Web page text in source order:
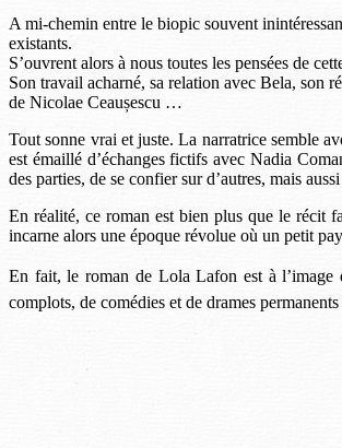
A mi-chemin entre le biopic souvent
existants.
S’ouvrent alors à nous toutes les pensées de
Son travail acharné, sa relation avec Bela, son
de Nicolae Ceaușescu …
Tout sonne vrai et juste. La narratrice semble
est émaillé d’échanges fictifs avec Nadia
des parties, de se confier sur d’autres, mais
En réalité, ce roman est bien plus que le récit
incarne alors une époque révolue où un petit
En fait, le roman de Lola Lafon est à l’image
complots, de comédies et de drames